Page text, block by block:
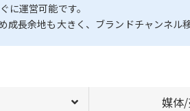
運営可能です。
長余地も大きく、ブランドチャンネル
媒体